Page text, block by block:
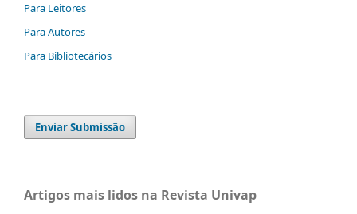
Para Leitores
Para Autores
Para Bibliotecários
Enviar Submissão
Artigos mais lidos na Revista Univap